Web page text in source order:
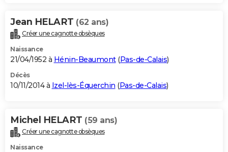
Jean HELART (62 ans)
Créer une cagnotte obsèques
Naissance
21/04/1952 à Hénin-Beaumont(Pas-de-Calais)
Décès
10/11/2014 à Izel-lès-Équerchin (Pas-de-Calais)
Michel HELART (59 ans)
Créer une cagnotte obsèques
Naissance